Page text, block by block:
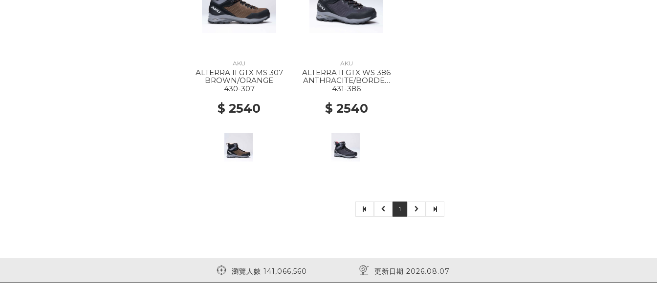
AKU
ALTERRA II GTX MS 307
BROWN/ORANGE
430-307
$ 2540
AKU
ALTERRA II GTX WS 386
ANTHRACITE/BORDEA
UX
431-386
$ 2540
1
瀏覽人數 141,066,560 更新日期 2026.08.07